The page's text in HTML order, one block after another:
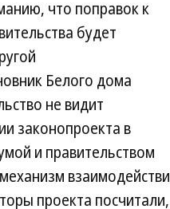
что поправок к
будет
Белого дома
не видит
законопроекта в
и правительством
проекта